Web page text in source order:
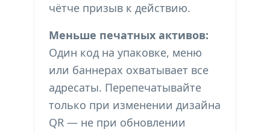
чётче призыв к действию.
Меньше печатных активов:
Один код на упаковке, меню
или баннерах охватывает все
адресаты. Перепечатывайте
только при изменении дизайна
QR — не при обновлении